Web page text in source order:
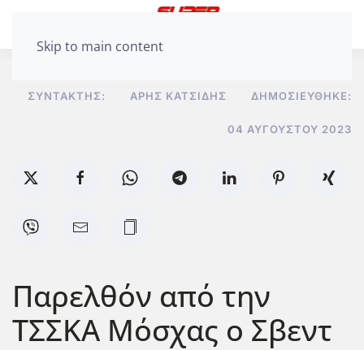
Skip to main content
ΣΥΝΤΆΚΤΗΣ: ΆΡΗΣ ΚΑΤΣΊΔΗΣ ΔΗΜΟΣΙΕΎΘΗΚΕ:
04 ΑΥΓΟΎΣΤΟΥ 2023
Παρελθόν από την
ΤΣΣΚΑ Μόσχας ο Σβεντ